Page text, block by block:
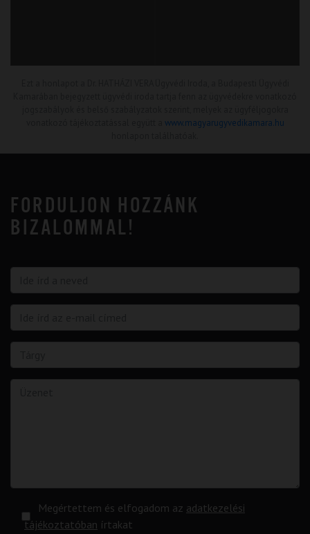
www.magyarugyvedikamara.hu
FORDULJON HOZZÁNK
BIZALOMMAL!
Megértettem és elfogadom az adatkezelési
tájékoztatóban írtakat